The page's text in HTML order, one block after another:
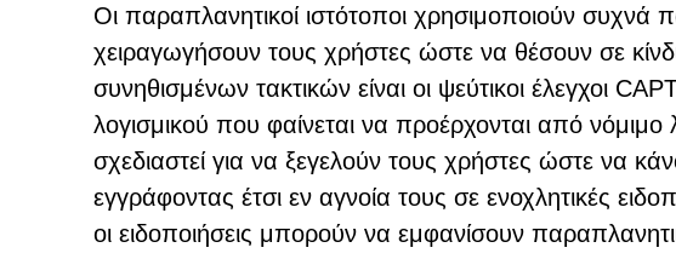
Οι παραπλανητικοί ιστότοποι χρησιμοποιούν συχνά
χειραγωγήσουν τους χρήστες ώστε να θέσουν σε
συνηθισμένων τακτικών είναι οι ψεύτικοι έλεγχοι
λογισμικού που φαίνεται να προέρχονται από
σχεδιαστεί για να ξεγελούν τους χρήστες ώστε να
εγγράφοντας έτσι εν αγνοία τους σε ενοχλητικές
οι ειδοποιήσεις μπορούν να εμφανίσουν